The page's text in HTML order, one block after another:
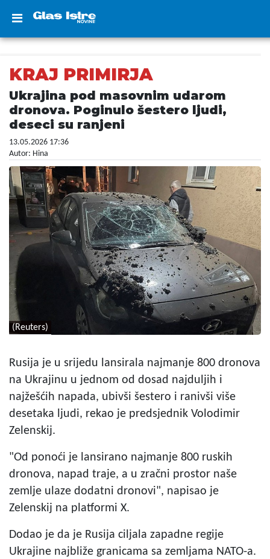
KRAJ PRIMIRJA
Ukrajina pod masovnim udarom
dronova. Poginulo šestero ljudi,
deseci su ranjeni
13.05.2026 17:36
Autor: Hina
(Reuters)
Rusija je u srijedu lansirala najmanje 800 dronova
na Ukrajinu u jednom od dosad najduljih i
najžešćih napada, ubivši šestero i ranivši više
desetaka ljudi, rekao je predsjednik Volodimir
Zelenskij.
"Od ponoći je lansirano najmanje 800 ruskih
dronova, napad traje, a u zračni prostor naše
zemlje ulaze dodatni dronovi", napisao je
Zelenskij na platformi X.
Dodao je da je Rusija ciljala zapadne regije
Ukrajine najbliže granicama sa zemljama NATO-a.